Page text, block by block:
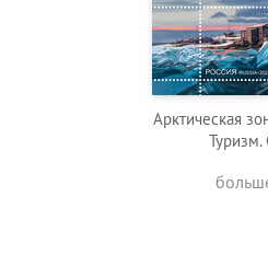
Арктическая